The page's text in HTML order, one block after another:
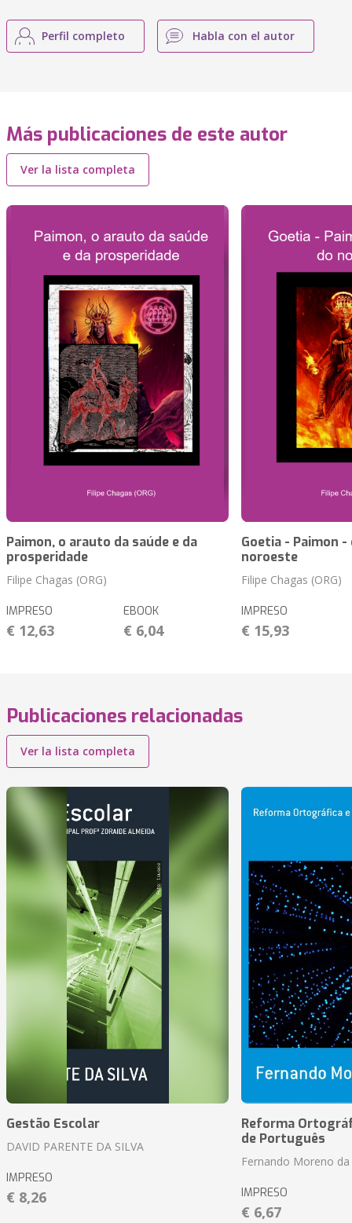
Perfil completo Habla con el autor
Más publicaciones de este autor
Ver la lista completa
Paimon, o arauto da saúde e da
prosperidade
Filipe Chagas (ORG)
IMPRESO
€ 12,63
EBOOK
€ 6,04
Goetia - Paimon
noroeste
Filipe Chagas (ORG)
IMPRESO
€ 15,93
Publicaciones relacionadas
Ver la lista completa
Gestão Escolar
DAVID PARENTE DA SILVA
IMPRESO
€ 8,26
Reforma
de Português
Fernando Moreno da
IMPRESO
€ 6,67